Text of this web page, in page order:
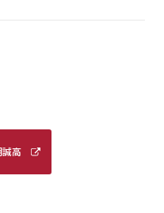
高